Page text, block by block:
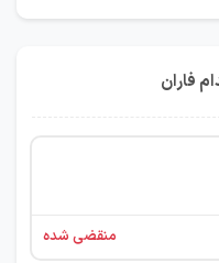
فاران
منقضی شده